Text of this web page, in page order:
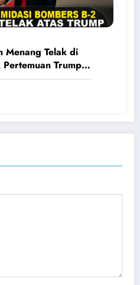
Menang Telak di
Trump-